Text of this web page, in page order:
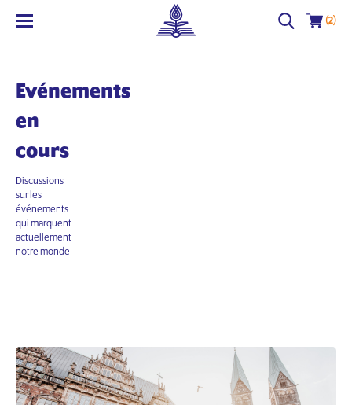
(2)
Evénements
en
cours
Discussions
sur les
événements
qui marquent
actuellement
notre monde